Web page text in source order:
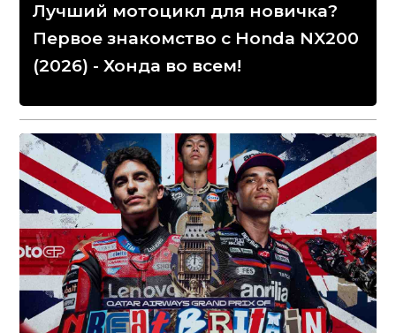
Лучший мотоцикл для новичка?
Первое знакомство с Honda NX200
(2026) - Хонда во всем!